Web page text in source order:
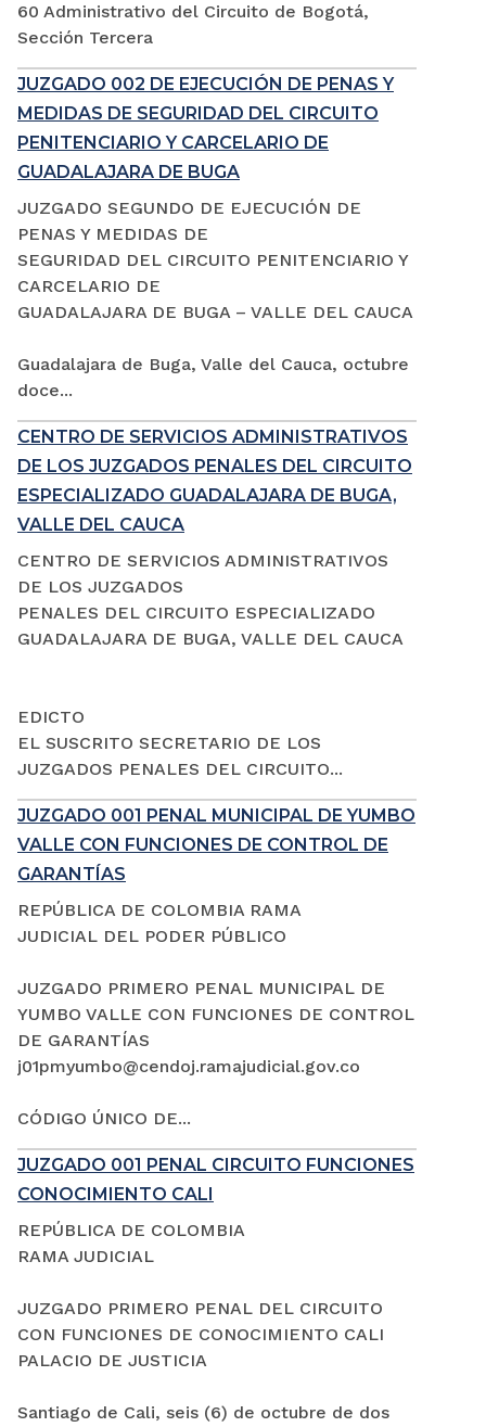
60 Administrativo del Circuito de Bogotá,
Sección Tercera
JUZGADO 002 DE EJECUCIÓN DE PENAS Y
MEDIDAS DE SEGURIDAD DEL CIRCUITO
PENITENCIARIO Y CARCELARIO DE
GUADALAJARA DE BUGA
JUZGADO SEGUNDO DE EJECUCIÓN DE
PENAS Y MEDIDAS DE
SEGURIDAD DEL CIRCUITO PENITENCIARIO Y
CARCELARIO DE
GUADALAJARA DE BUGA – VALLE DEL CAUCA
Guadalajara de Buga, Valle del Cauca, octubre
doce...
CENTRO DE SERVICIOS ADMINISTRATIVOS
DE LOS JUZGADOS PENALES DEL CIRCUITO
ESPECIALIZADO GUADALAJARA DE BUGA,
VALLE DEL CAUCA
CENTRO DE SERVICIOS ADMINISTRATIVOS
DE LOS JUZGADOS
PENALES DEL CIRCUITO ESPECIALIZADO
GUADALAJARA DE BUGA, VALLE DEL CAUCA
EDICTO
EL SUSCRITO SECRETARIO DE LOS
JUZGADOS PENALES DEL CIRCUITO...
JUZGADO 001 PENAL MUNICIPAL DE YUMBO
VALLE CON FUNCIONES DE CONTROL DE
GARANTÍAS
REPÚBLICA DE COLOMBIA RAMA
JUDICIAL DEL PODER PÚBLICO
JUZGADO PRIMERO PENAL MUNICIPAL DE
YUMBO VALLE CON FUNCIONES DE CONTROL
DE GARANTÍAS
j01pmyumbo@cendoj.ramajudicial.gov.co
CÓDIGO ÚNICO DE...
JUZGADO 001 PENAL CIRCUITO FUNCIONES
CONOCIMIENTO CALI
REPÚBLICA DE COLOMBIA
RAMA JUDICIAL
JUZGADO PRIMERO PENAL DEL CIRCUITO
CON FUNCIONES DE CONOCIMIENTO CALI
PALACIO DE JUSTICIA
Santiago de Cali, seis (6) de octubre de dos